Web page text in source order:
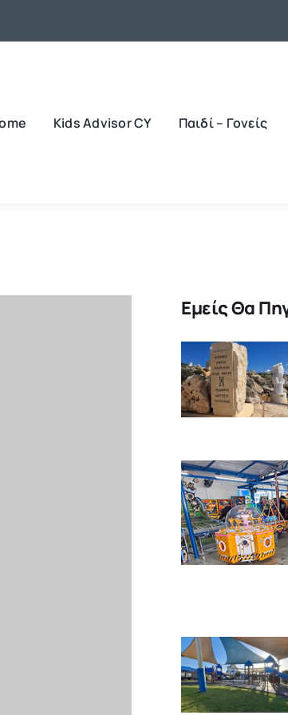
Kids Advisor CY Παιδί – Γονείς
Εμείς Θα